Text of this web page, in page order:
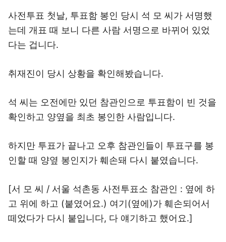
사전투표 첫날, 투표함 봉인 당시 석 모 씨가 서명했
는데 개표 때 보니 다른 사람 서명으로 바뀌어 있었
다는 겁니다.
취재진이 당시 상황을 확인해봤습니다.
석 씨는 오전에만 있던 참관인으로 투표함이 빈 것을
확인하고 양옆을 최초 봉인한 사람입니다.
하지만 투표가 끝나고 오후 참관인들이 투표구를 봉
인할 때 양옆 봉인지가 훼손돼 다시 붙였습니다.
[서 모 씨 / 서울 석촌동 사전투표소 참관인 : 옆에 하
고 위에 하고 (붙였어요.) 여기(옆에)가 훼손되어서
떼었다가 다시 붙입니다, 다 얘기하고 했어요.]